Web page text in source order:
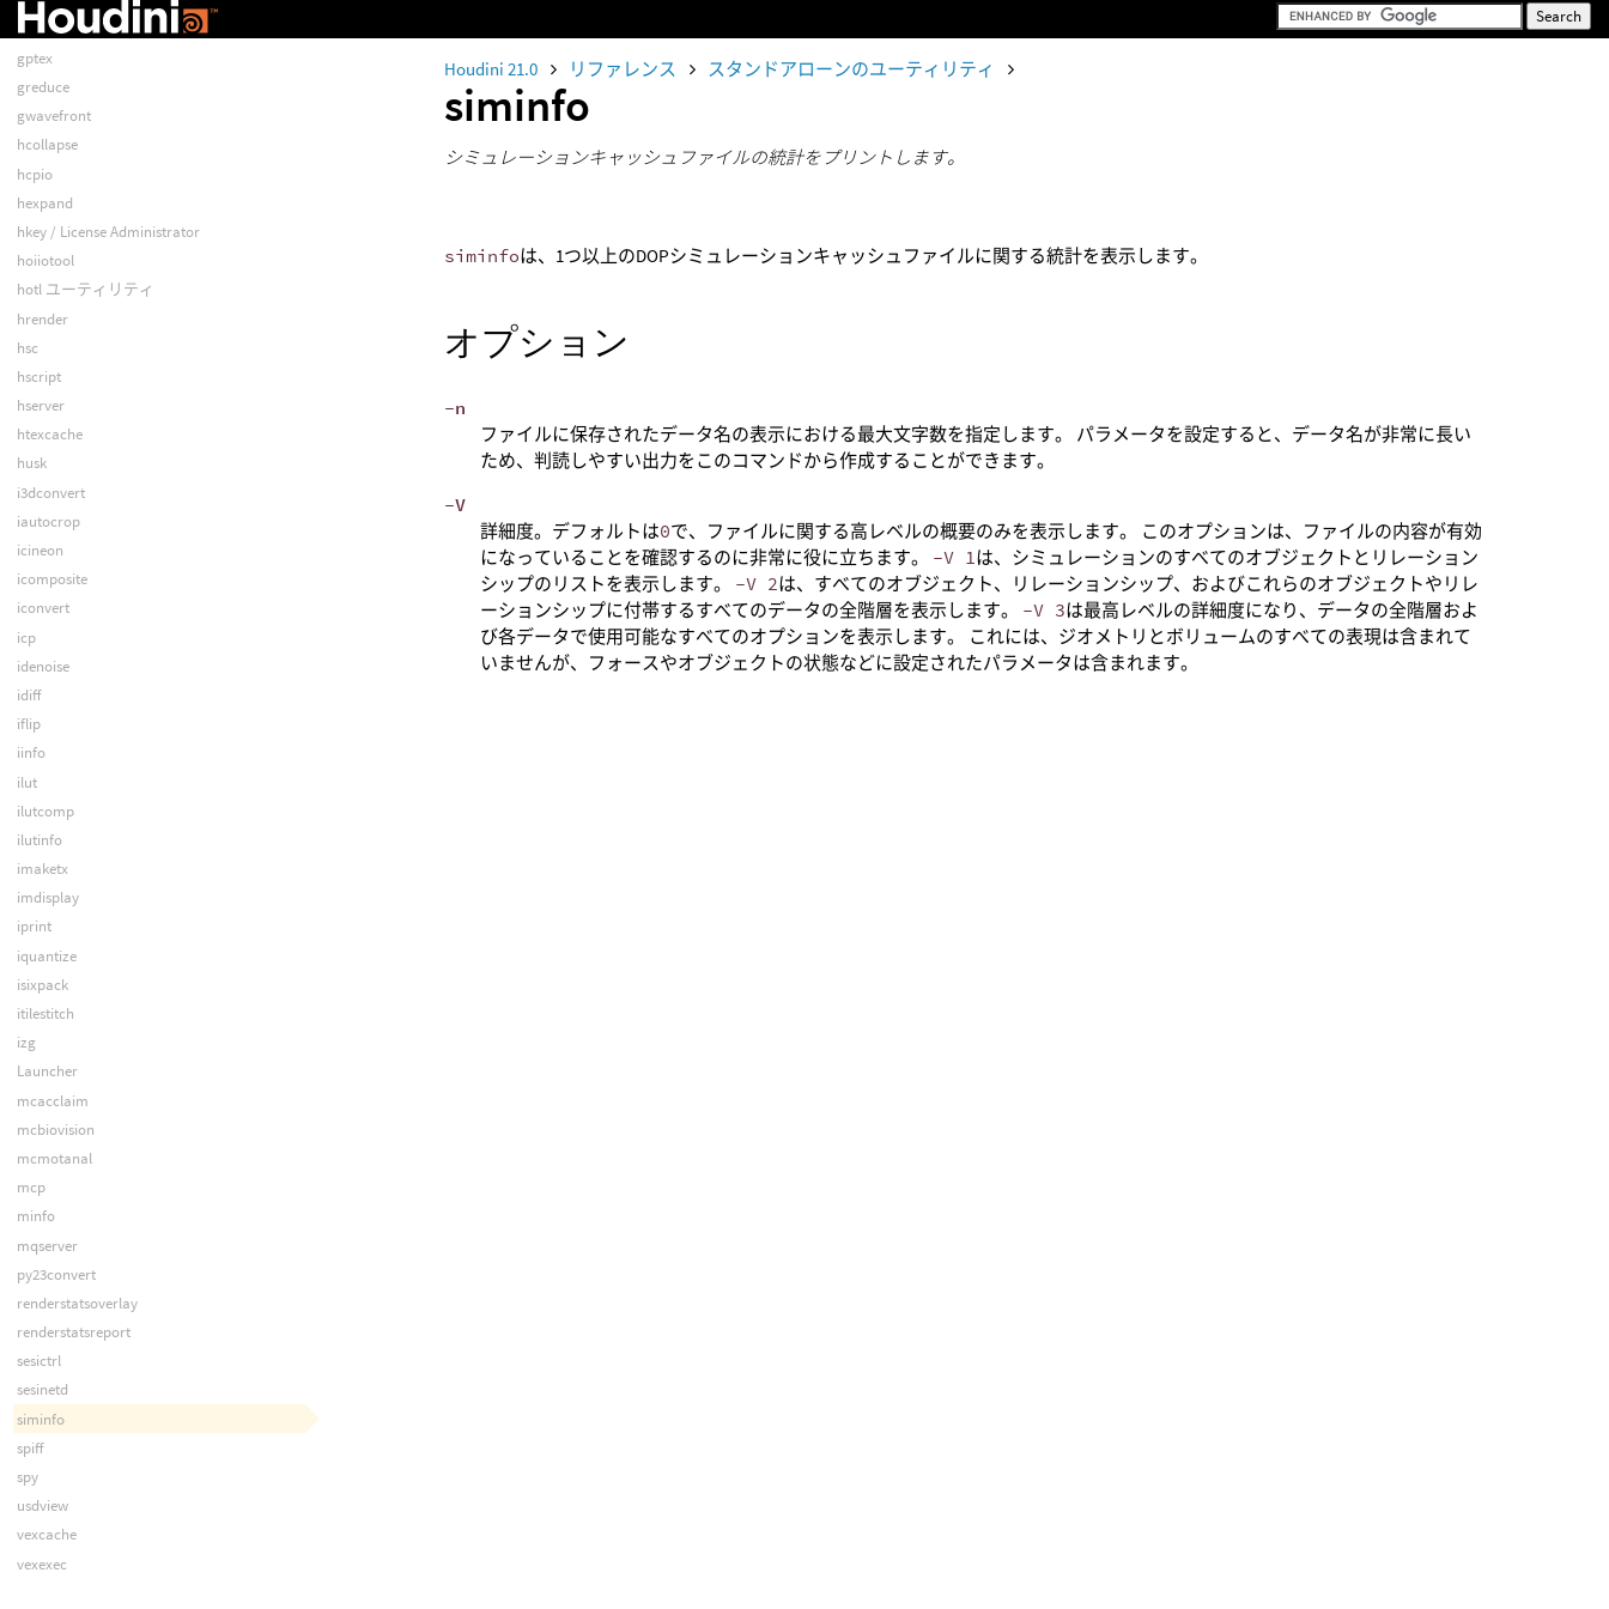
Houdini 21.0 リファレンス スタンドアローンのユーティリティ
siminfo
シミュレーションキャッシュファイルの統計をプリントします。
siminfoは、1つ以上のDOPシミュレーションキャッシュファイルに関する統計を表示します。
オプション
-n
ファイルに保存されたデータ名の表示における最大文字数を指定します。 パラメータを設定すると、データ名が非常に長い
ため、判読しやすい出力をこのコマンドから作成することができます。
-V
詳細度。デフォルトは0で、ファイルに関する高レベルの概要のみを表示します。 このオプションは、ファイルの内容が有効
になっていることを確認するのに非常に役に立ちます。 -V 1は、シミュレーションのすべてのオブジェクトとリレーション
シップのリストを表示します。 -V 2は、すべてのオブジェクト、リレーションシップ、およびこれらのオブジェクトやリレ
ーションシップに付帯するすべてのデータの全階層を表示します。 -V 3は最高レベルの詳細度になり、データの全階層およ
び各データで使用可能なすべてのオプションを表示します。 これには、ジオメトリとボリュームのすべての表現は含まれて
いませんが、フォースやオブジェクトの状態などに設定されたパラメータは含まれます。
gply
gptex
greduce
gwavefront
hcollapse
hcpio
hexpand
hkey / License Administrator
hoiiotool
hotl ユーティリティ
hrender
hsc
hscript
hserver
htexcache
husk
i3dconvert
iautocrop
icineon
icomposite
iconvert
icp
idenoise
idiff
iflip
iinfo
ilut
ilutcomp
ilutinfo
imaketx
imdisplay
iprint
iquantize
isixpack
itilestitch
izg
Launcher
mcacclaim
mcbiovision
mcmotanal
mcp
minfo
mqserver
py23convert
renderstatsoverlay
renderstatsreport
sesictrl
sesinetd
siminfo
spiff
spy
usdview
vexcache
vexexec